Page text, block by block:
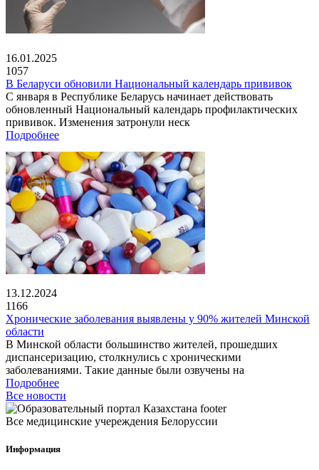
16.01.2025
1057
В Беларуси обновили Национальный календарь прививок
С января в Республике Беларусь начинает действовать
обновленный Национальный календарь профилактических
прививок. Изменения затронули неск
Подробнее
13.12.2024
1166
Хронические заболевания выявлены у 90% жителей Минской
области
В Минской области большинство жителей, прошедших
диспансеризацию, столкнулись с хроническими
заболеваниями. Такие данные были озвучены на
Подробнее
Все новости
Все медицинские учереждения Белоруссии
Информация